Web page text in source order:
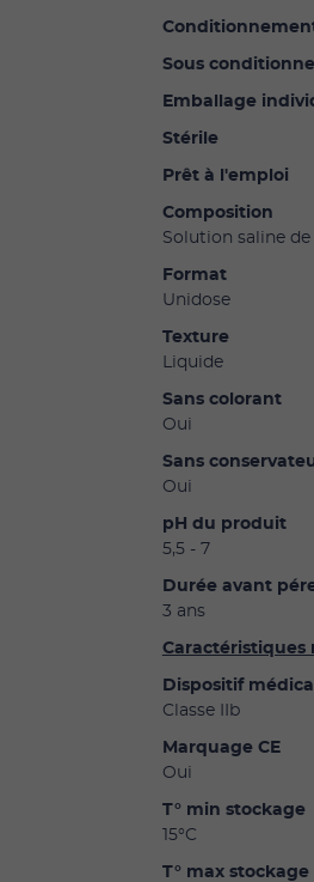
Sous
Emballage
Stérile
Prêt à l'emploi
Composition
Solution saline
Format
Unidose
Texture
Liquide
Sans colorant
Oui
Sans
Oui
pH du produit
5,5 - 7
Durée avant
3 ans
Caractéristiques
Dispositif médical
Classe IIb
Marquage CE
Oui
T° min stockage
15°C
T° max stockage